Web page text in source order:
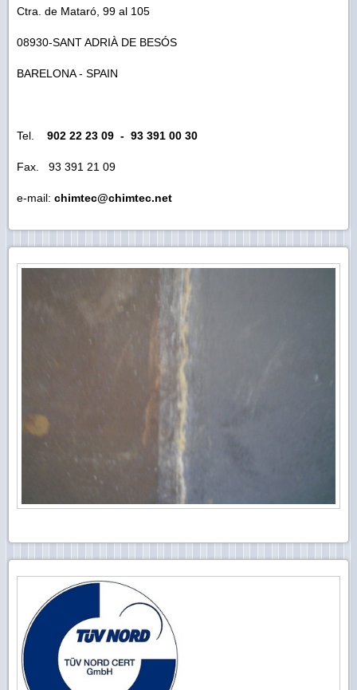
Ctra. de Mataró, 99 al 105
08930-SANT ADRIÀ DE BESÓS
BARELONA - SPAIN
Tel. 902 22 23 09 - 93 391 00 30
Fax. 93 391 21 09
e-mail: chimtec@chimtec.net